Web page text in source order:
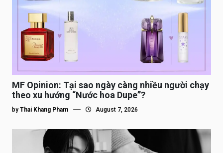
MF Opinion: Tại sao ngày càng nhiều người chạy
theo xu hướng “Nước hoa Dupe”?
by Thai Khang Pham August 7, 2026